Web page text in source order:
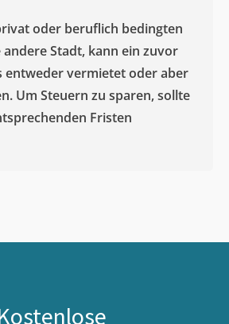
oder beruflich bedingten
andere Stadt, kann ein zuvor
entweder vermietet oder aber
Um Steuern zu sparen, sollte
Fristen